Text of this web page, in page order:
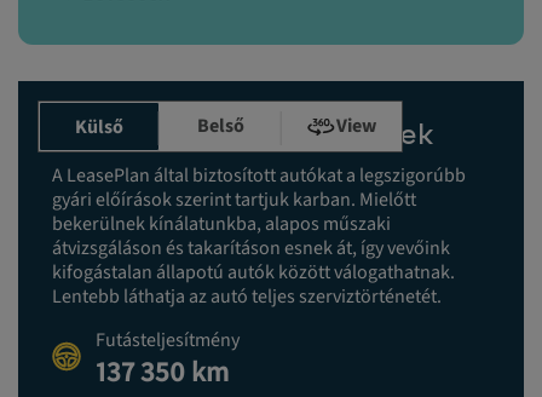
Külső Belső View
Karbantartási előzmények
A LeasePlan által biztosított autókat a legszigorúbb
gyári előírások szerint tartjuk karban. Mielőtt
bekerülnek kínálatunkba, alapos műszaki
átvizsgáláson és takarításon esnek át, így vevőink
kifogástalan állapotú autók között válogathatnak.
Lentebb láthatja az autó teljes szerviztörténetét.
Futásteljesítmény
137 350 km